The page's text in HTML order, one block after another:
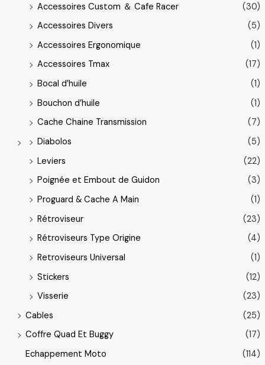
Accessoires Custom ＆ Cafe Racer
(30)
Accessoires Divers
(5)
Accessoires Ergonomique
(1)
Accessoires Tmax
(17)
Bocal d’huile
(1)
Bouchon d’huile
(1)
Cache Chaine Transmission
(7)
Diabolos
(5)
Leviers
(22)
Poignée et Embout de Guidon
(3)
Proguard & Cache A Main
(1)
Rétroviseur
(23)
Rétroviseurs Type Origine
(4)
Retroviseurs Universal
(1)
Stickers
(12)
Visserie
(23)
Cables
(25)
Coffre Quad Et Buggy
(17)
Echappement Moto
(114)